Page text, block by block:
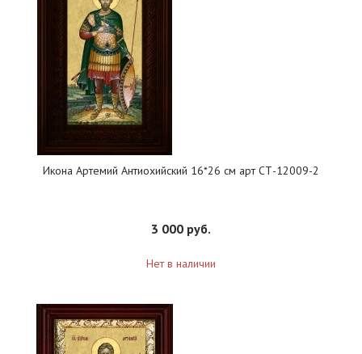
Икона Артемий Антиохийский 16*26 см арт СТ-12009-2
3 000 руб.
Нет в наличии